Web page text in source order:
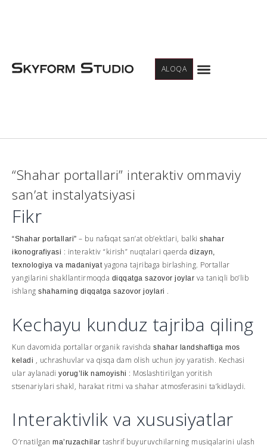
ALOQA Menu
“Shahar portallari” interaktiv ommaviy
sanʼat instalyatsiyasi
Fikr
“Shahar portallari” – bu nafaqat san’at ob’ektlari, balki shahar
ikonografiyasi : interaktiv “kirish” nuqtalari qaerda dizayn,
texnologiya va madaniyat yagona tajribaga birlashing. Portallar
yangilarini shakllantirmoqda diqqatga sazovor joylar va taniqli bo’lib
ishlang shaharning diqqatga sazovor joylari .
Kechayu kunduz tajriba qiling
Kun davomida portallar organik ravishda shahar landshaftiga mos
keladi , uchrashuvlar va qisqa dam olish uchun joy yaratish. Kechasi
ular aylanadi yorug’lik namoyishi : Moslashtirilgan yoritish
stsenariylari shakl, harakat ritmi va shahar atmosferasini ta’kidlaydi.
Interaktivlik va xususiyatlar
O’rnatilgan ma’ruzachilar tashrif buyuruvchilarning musiqalarini ulash